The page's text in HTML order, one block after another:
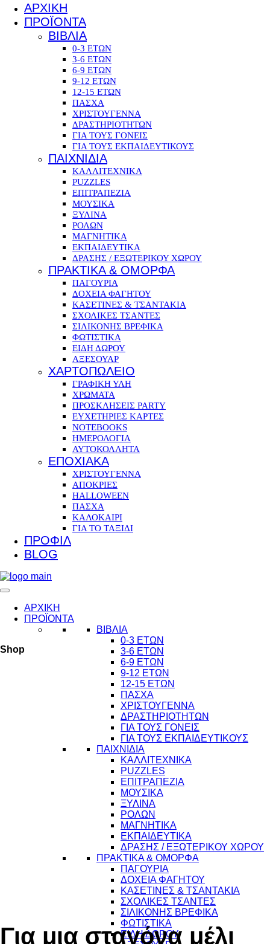
ΑΡΧΙΚΗ
ΠΡΟΪΟΝΤΑ
ΒΙΒΛΙΑ
0-3 ΕΤΩΝ
3-6 ΕΤΩΝ
6-9 ΕΤΩΝ
9-12 ΕΤΩΝ
12-15 ΕΤΩΝ
ΠΑΣΧΑ
ΧΡΙΣΤΟΥΓΕΝΝΑ
ΔΡΑΣΤΗΡΙΟΤΗΤΩΝ
ΓΙΑ ΤΟΥΣ ΓΟΝΕΙΣ
ΓΙΑ ΤΟΥΣ ΕΚΠΑΙΔΕΥΤΙΚΟΥΣ
ΠΑΙΧΝΙΔΙΑ
ΚΑΛΛΙΤΕΧΝΙΚΑ
PUZZLES
ΕΠΙΤΡΑΠΕΖΙΑ
ΜΟΥΣΙΚΑ
ΞΥΛΙΝΑ
ΡΟΛΩΝ
ΜΑΓΝΗΤΙΚΑ
ΕΚΠΑΙΔΕΥΤΙΚΑ
ΔΡΑΣΗΣ / ΕΞΩΤΕΡΙΚΟΥ ΧΩΡΟΥ
ΠΡΑΚΤΙΚΑ & ΟΜΟΡΦΑ
ΠΑΓΟΥΡΙΑ
ΔΟΧΕΙΑ ΦΑΓΗΤΟΥ
ΚΑΣΕΤΙΝΕΣ & ΤΣΑΝΤΑΚΙΑ
ΣΧΟΛΙΚΕΣ ΤΣΑΝΤΕΣ
ΣΙΛΙΚΟΝΗΣ ΒΡΕΦΙΚΑ
ΦΩΤΙΣΤΙΚΑ
ΕΙΔΗ ΔΩΡΟΥ
ΑΞΕΣΟΥΑΡ
ΧΑΡΤΟΠΩΛΕΙΟ
ΓΡΑΦΙΚΗ ΥΛΗ
ΧΡΩΜΑΤΑ
ΠΡΟΣΚΛΗΣΕΙΣ PARTY
ΕΥΧΕΤΗΡΙΕΣ ΚΑΡΤΕΣ
NOTEBOOKS
ΗΜΕΡΟΛΟΓΙΑ
ΑΥΤΟΚΟΛΛΗΤΑ
ΕΠΟΧΙΑΚΑ
ΧΡΙΣΤΟΥΓΕΝΝΑ
ΑΠΟΚΡΙΕΣ
HALLOWEEN
ΠΑΣΧΑ
ΚΑΛΟΚΑΙΡΙ
ΓΙΑ ΤΟ ΤΑΞΙΔΙ
ΠΡΟΦΙΛ
BLOG
ΑΡΧΙΚΗ
ΠΡΟΪΟΝΤΑ
ΒΙΒΛΙΑ
0-3 ΕΤΩΝ
3-6 ΕΤΩΝ
6-9 ΕΤΩΝ
9-12 ΕΤΩΝ
12-15 ΕΤΩΝ
ΠΑΣΧΑ
ΧΡΙΣΤΟΥΓΕΝΝΑ
ΔΡΑΣΤΗΡΙΟΤΗΤΩΝ
ΓΙΑ ΤΟΥΣ ΓΟΝΕΙΣ
ΓΙΑ ΤΟΥΣ ΕΚΠΑΙΔΕΥΤΙΚΟΥΣ
ΠΑΙΧΝΙΔΙΑ
ΚΑΛΛΙΤΕΧΝΙΚΑ
PUZZLES
ΕΠΙΤΡΑΠΕΖΙΑ
ΜΟΥΣΙΚΑ
ΞΥΛΙΝΑ
ΡΟΛΩΝ
ΜΑΓΝΗΤΙΚΑ
ΕΚΠΑΙΔΕΥΤΙΚΑ
ΔΡΑΣΗΣ / ΕΞΩΤΕΡΙΚΟΥ ΧΩΡΟΥ
ΠΡΑΚΤΙΚΑ & ΟΜΟΡΦΑ
ΠΑΓΟΥΡΙΑ
ΔΟΧΕΙΑ ΦΑΓΗΤΟΥ
ΚΑΣΕΤΙΝΕΣ & ΤΣΑΝΤΑΚΙΑ
ΣΧΟΛΙΚΕΣ ΤΣΑΝΤΕΣ
ΣΙΛΙΚΟΝΗΣ ΒΡΕΦΙΚΑ
ΦΩΤΙΣΤΙΚΑ
ΕΙΔΗ ΔΩΡΟΥ
Shop
Για μια σταγόνα μέλι